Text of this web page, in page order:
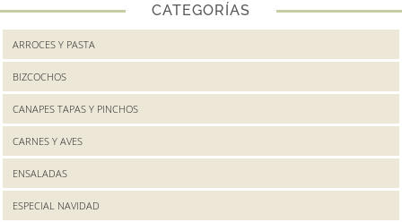
CATEGORÍAS
ARROCES Y PASTA
BIZCOCHOS
CANAPES TAPAS Y PINCHOS
CARNES Y AVES
ENSALADAS
ESPECIAL NAVIDAD